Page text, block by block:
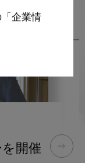
「企業情
開催